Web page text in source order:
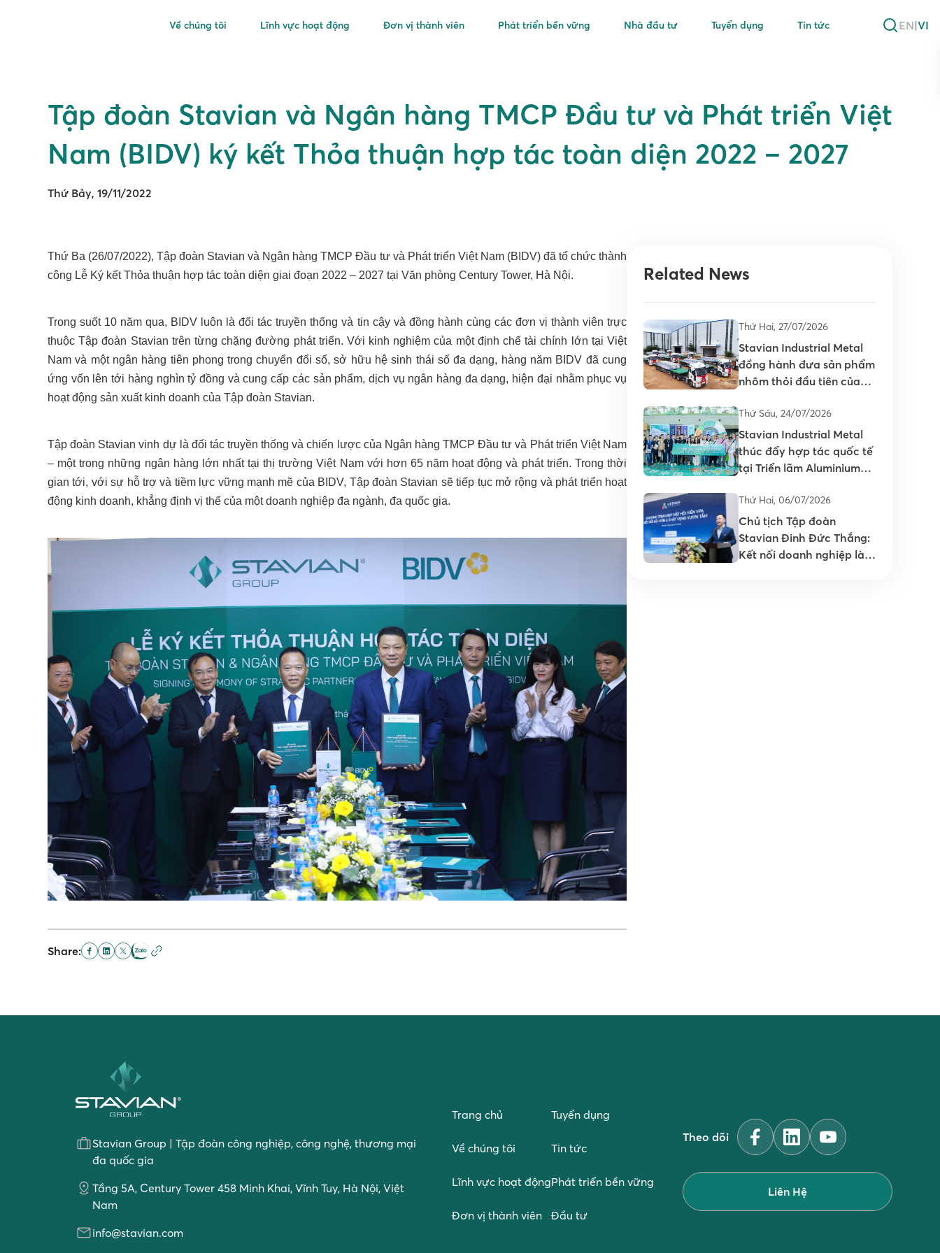
Về chúng tôi Lĩnh vực hoạt động Đơn vị thành viên Phát triển bền vững Nhà đầu tư Tuyển dụng Tin tức EN|VI
Tập đoàn Stavian và Ngân hàng TMCP Đầu tư và Phát triển Việt
Nam (BIDV) ký kết Thỏa thuận hợp tác toàn diện 2022 – 2027
Thứ Bảy, 19/11/2022
Thứ Ba (26/07/2022), Tập đoàn Stavian và Ngân hàng TMCP Đầu tư và Phát triển Việt Nam (BIDV) đã tổ chức thành
công Lễ Ký kết Thỏa thuận hợp tác toàn diện giai đoạn 2022 – 2027 tại Văn phòng Century Tower, Hà Nội.
Trong suốt 10 năm qua, BIDV luôn là đối tác truyền thống và tin cậy và đồng hành cùng các đơn vị thành viên trực
thuộc Tập đoàn Stavian trên từng chặng đường phát triển. Với kinh nghiệm của một định chế tài chính lớn tại Việt
Nam và một ngân hàng tiên phong trong chuyển đổi số, sở hữu hệ sinh thái số đa dạng, hàng năm BIDV đã cung
ứng vốn lên tới hàng nghìn tỷ đồng và cung cấp các sản phẩm, dịch vụ ngân hàng đa dạng, hiện đại nhằm phục vụ
hoạt động sản xuất kinh doanh của Tập đoàn Stavian.
Tập đoàn Stavian vinh dự là đối tác truyền thống và chiến lược của Ngân hàng TMCP Đầu tư và Phát triển Việt Nam
– một trong những ngân hàng lớn nhất tại thị trường Việt Nam với hơn 65 năm hoạt động và phát triển. Trong thời
gian tới, với sự hỗ trợ và tiềm lực vững mạnh mẽ của BIDV, Tập đoàn Stavian sẽ tiếp tục mở rộng và phát triển hoạt
động kinh doanh, khẳng định vị thế của một doanh nghiệp đa ngành, đa quốc gia.
Share:
Related News
Thứ Hai, 27/07/2026
Stavian Industrial Metal
đồng hành đưa sản phẩm
nhôm thỏi đầu tiên của
Thứ Sáu, 24/07/2026
Stavian Industrial Metal
thúc đẩy hợp tác quốc tế
tại Triển lãm Aluminium
Thứ Hai, 06/07/2026
Chủ tịch Tập đoàn
Stavian Đinh Đức Thắng:
Kết nối doanh nghiệp là
Stavian Group | Tập đoàn công nghiệp, công nghệ, thương mại
đa quốc gia
Tầng 5A, Century Tower 458 Minh Khai, Vĩnh Tuy, Hà Nội, Việt
Nam
info@stavian.com
Trang chủ
Về chúng tôi
Lĩnh vực hoạt động
Đơn vị thành viên
Tuyển dụng
Tin tức
Phát triển bền vững
Đầu tư
Theo dõi
Liên Hệ